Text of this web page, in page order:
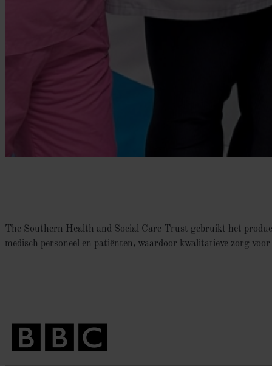
The Southern Health and Social Care Trust gebruikt het
medisch personeel en patiënten, waardoor kwalitatieve zorg